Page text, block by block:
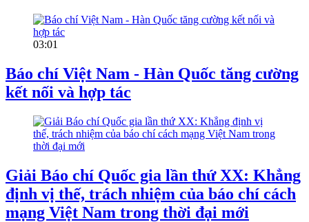
03:01
Báo chí Việt Nam - Hàn Quốc tăng cường
kết nối và hợp tác
Giải Báo chí Quốc gia lần thứ XX: Khẳng
định vị thế, trách nhiệm của báo chí cách
mạng Việt Nam trong thời đại mới